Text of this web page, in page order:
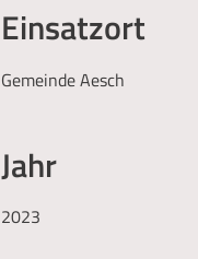
Einsatzort
2023
Gemeinde Aesch
Jahr